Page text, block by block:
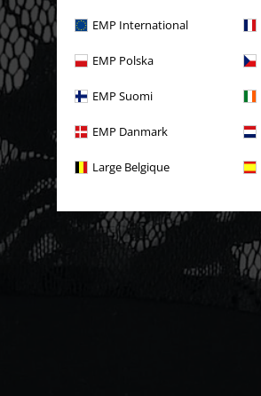
EMP International
EMP Polska
EMP Suomi
EMP Danmark
Large Belgique